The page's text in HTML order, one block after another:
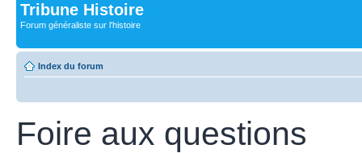
Tribune Histoire
Forum généraliste sur l'histoire
Index du forum
Foire aux questions